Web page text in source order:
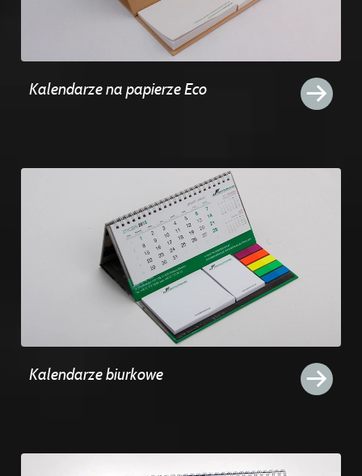
Kalendarze na papierze Eco
Kalendarze biurkowe